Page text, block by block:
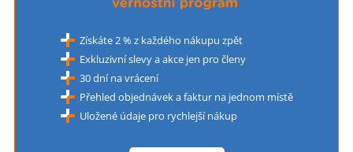
Získáte 2 % z každého nákupu zpět
Exkluzivní slevy a akce jen pro členy
30 dní na vrácení
Přehled objednávek a faktur na jednom místě
Uložené údaje pro rychlejší nákup